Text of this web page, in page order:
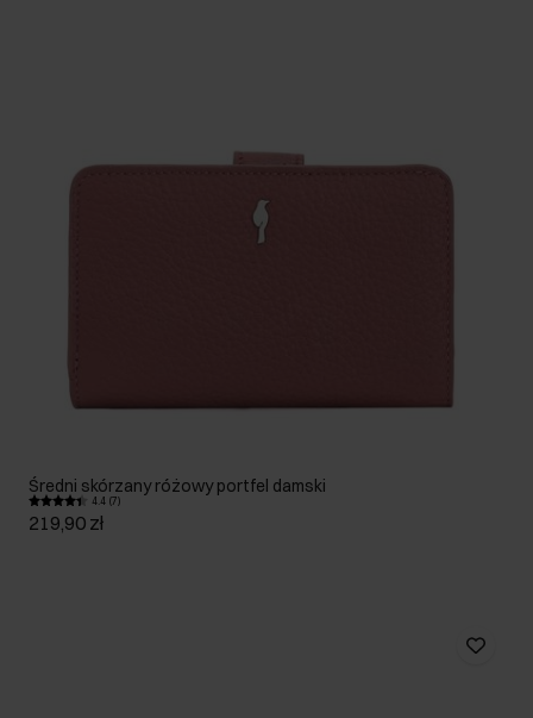
Średni skórzany różowy portfel damski
4.4 (7)
219,90 zł